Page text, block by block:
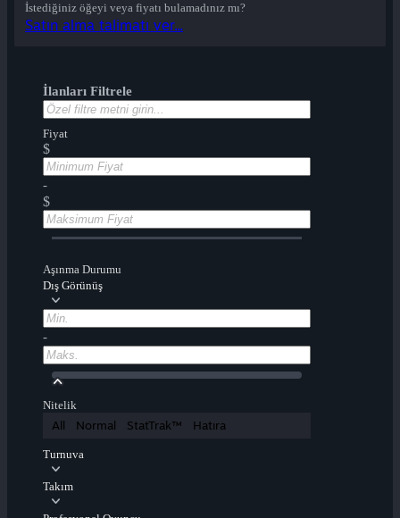
İstediğiniz öğeyi veya fiyatı bulamadınız mı?
Satın alma talimatı ver...
İlanları Filtrele
Fiyat
$
-
$
Aşınma Durumu
Dış Görünüş
-
Nitelik
All Normal StatTrak™ Hatıra
Turnuva
Takım